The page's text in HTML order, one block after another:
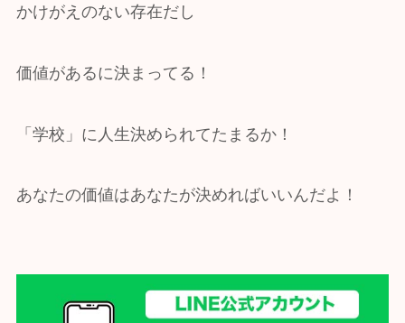
かけがえのない存在だし
価値があるに決まってる！
「学校」に人生決められてたまるか！
あなたの価値はあなたが決めればいいんだよ！